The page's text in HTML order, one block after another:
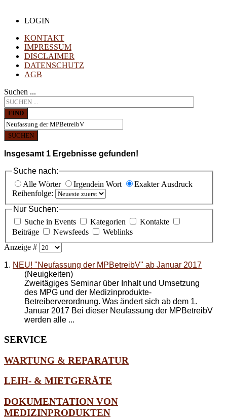
LOGIN
KONTAKT
IMPRESSUM
DISCLAIMER
DATENSCHUTZ
AGB
Suchen ...
FIND
SUCHEN
Insgesamt 1 Ergebnisse gefunden!
Suche nach:
Alle Wörter
Irgendein Wort
Exakter Ausdruck
Reihenfolge:
Nur Suchen:
Suche in Events
Kategorien
Kontakte
Beiträge
Newsfeeds
Weblinks
Anzeige #
1. NEU! "Neufassung der MPBetreibV" ab Januar 2017
(Neuigkeiten)
Zweitägiges Seminar über Inhalt und Umsetzung
des MPG und der Medizinprodukte-
Betreiberverordnung. Was ändert sich ab dem 1.
Januar 2017 Bei dieser Neufassung der MPBetreibV
werden alle ...
SERVICE
WARTUNG & REPARATUR
LEIH- & MIETGERÄTE
DOKUMENTATION VON
MEDIZINPRODUKTEN